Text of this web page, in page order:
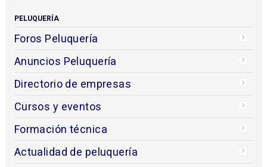
PELUQUERÍA
Foros Peluquería
Anuncios Peluquería
Directorio de empresas
Cursos y eventos
Formación técnica
Actualidad de peluquería